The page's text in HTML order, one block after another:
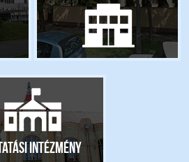
intézmény